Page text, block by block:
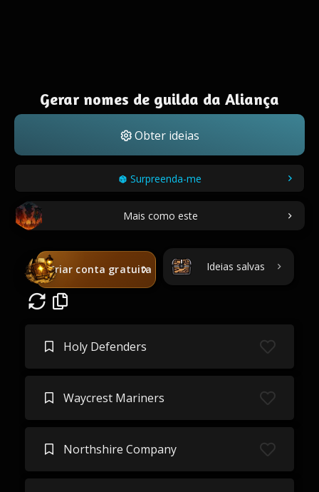
Gerar nomes de guilda da Aliança
Obter ideias
Surpreenda-me
Mais como este
Criar conta gratuita Ideias salvas
Holy Defenders
Waycrest Mariners
Northshire Company